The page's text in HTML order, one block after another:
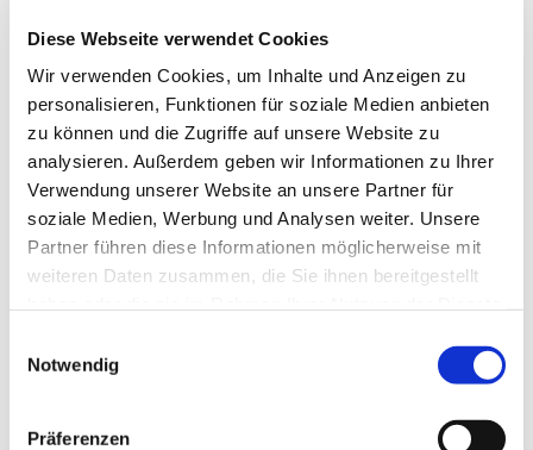
Diese Webseite verwendet Cookies
Wir verwenden Cookies, um Inhalte und Anzeigen zu
personalisieren, Funktionen für soziale Medien anbieten
zu können und die Zugriffe auf unsere Website zu
analysieren. Außerdem geben wir Informationen zu Ihrer
Verwendung unserer Website an unsere Partner für
soziale Medien, Werbung und Analysen weiter. Unsere
Partner führen diese Informationen möglicherweise mit
weiteren Daten zusammen, die Sie ihnen bereitgestellt
Notwendig
Präferenzen